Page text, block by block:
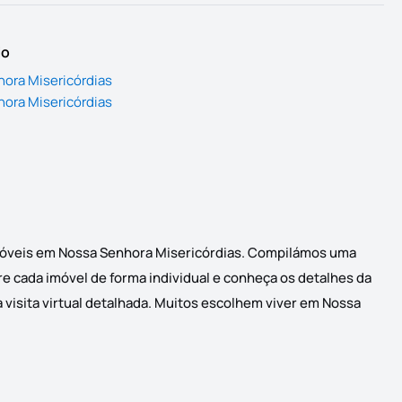
Misericórdias
Misericórdias
em Nossa Senhora Misericórdias. Compilámos uma
cada imóvel de forma individual e conheça os detalhes da
virtual detalhada. Muitos escolhem viver em Nossa